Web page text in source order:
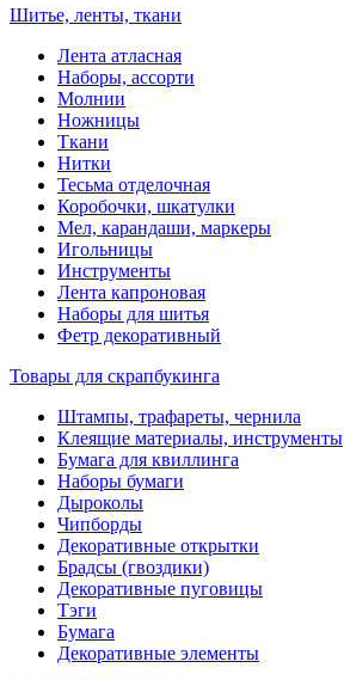
Шитье, ленты, ткани
Лента атласная
Наборы, ассорти
Молнии
Ножницы
Ткани
Нитки
Тесьма отделочная
Коробочки, шкатулки
Мел, карандаши, маркеры
Игольницы
Инструменты
Лента капроновая
Наборы для шитья
Фетр декоративный
Товары для скрапбукинга
Штампы, трафареты, чернила
Клеящие материалы, инструменты
Бумага для квиллинга
Наборы бумаги
Дыроколы
Чипборды
Декоративные открытки
Брадсы (гвоздики)
Декоративные пуговицы
Тэги
Бумага
Декоративные элементы